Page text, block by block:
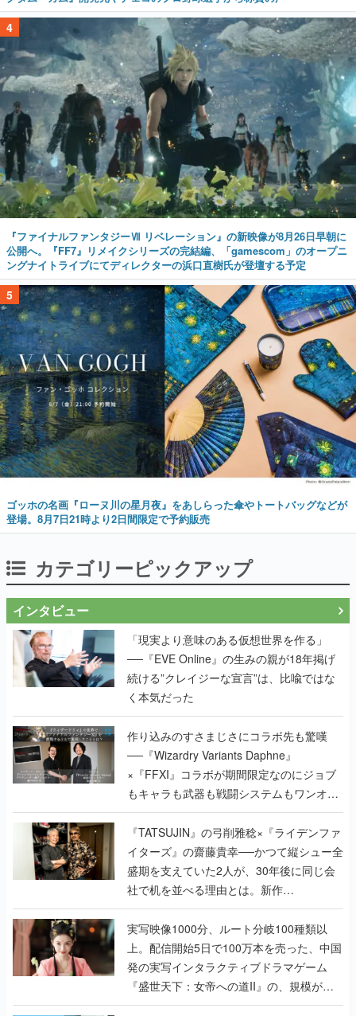
4
『ファイナルファンタジーⅦ リベレーション』の新映像が8月26日早朝に
公開へ。『FF7』リメイクシリーズの完結編、「gamescom」のオープニ
ングナイトライブにてディレクターの浜口直樹氏が登壇する予定
5
ゴッホの名画『ローヌ川の星月夜』をあしらった傘やトートバッグなどが
登場。8月7日21時より2日間限定で予約販売
カテゴリーピックアップ
インタビュー
「現実より意味のある仮想世界を作る」
──『EVE Online』の生みの親が18年掲げ
続ける”クレイジーな宣言”は、比喩ではな
く本気だった
作り込みのすさまじさにコラボ先も驚嘆
──『Wizardry Variants Daphne』
×『FFXI』コラボが期間限定なのにジョブ
もキャラも武器も戦闘システムもワンオフ
で作り込まれた理由を両ディレクターに聞
く
『TATSUJIN』の弓削雅稔×『ライデンファ
イターズ』の齋藤貴幸──かつて縦シュー全
盛期を支えていた2人が、30年後に同じ会
社で机を並べる理由とは。新作
『TATSUJIN EXTREME』で初タッグを組
んだレジェンド2人に訊く開発秘話
実写映像1000分、ルート分岐100種類以
上。配信開始5日で100万本を売った、中国
発の実写インタラクティブドラマゲーム
『盛世天下：女帝への道II』の、規模が違
うこだわりをプロデューサーに聞いた